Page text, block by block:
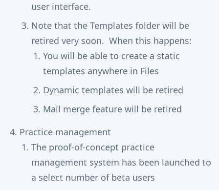
user interface.
Note that the Templates folder will be
retired very soon. When this happens:
You will be able to create a static
templates anywhere in Files
Dynamic templates will be retired
Mail merge feature will be retired
Practice management
The proof-of-concept practice
management system has been launched to
a select number of beta users